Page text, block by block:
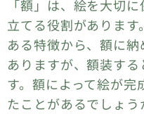
「額」は、絵を大切
立てる役割がありま
ある特徴から、額に
ありますが、額装す
す。額によって絵が
たことがあるでしょう